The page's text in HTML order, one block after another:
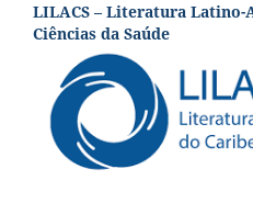
LILACS – Literatura Latino-
Ciências da Saúde